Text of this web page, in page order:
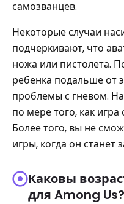
самозванцев.
Некоторые случаи
подчеркивают, что
ножа или пистолета.
ребенка подальше от
проблемы с гневом.
по мере того, как
Более того, вы не
игры, когда он станет
Каковы
для Among Us?